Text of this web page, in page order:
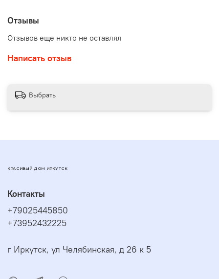
Отзывы
Отзывов еще никто не оставлял
Написать отзыв
Выбрать
КРАСИВЫЙ ДОМ ИРКУТСК
Контакты
+79025445850
+73952432225
г Иркутск, ул Челябинская, д 26 к 5